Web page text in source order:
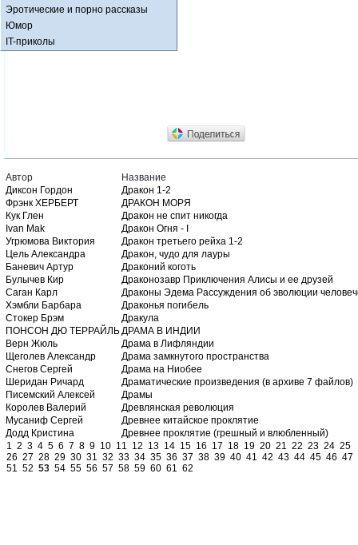
Эротические и порно рассказы
Юмор
IT-приколы
Автор
Название
Диксон Гордон
Дракон 1-2
Фрэнк ХЕРБЕРТ
ДРАКОН МОРЯ
Кук Глен
Дракон не спит никогда
Ivan Mak
Дракон Огня - I
Угрюмова Виктория
Дракон третьего рейха 1-2
Цель Александра
Дракон, чудо для лауры
Баневич Артур
Драконий коготь
Булычев Кир
Драконозавр Приключения Алисы и ее друзей
Саган Карл
Драконы Эдема Рассуждения об эволюции
Хэмбли Барбара
Драконья погибель
Стокер Брэм
Дракула
ПОНСОН ДЮ ТЕРРАЙЛЬДРАМА В ИНДИИ
Верн Жюль
Драма в Лифляндии
Щеголев Александр
Драма замкнутого пространства
Снегов Сергей
Драма на Ниобее
Шеридан Ричард
Драматические произведения (в архиве 7 файлов)
Писемский Алексей
Драмы
Королев Валерий
Древлянская революция
Мусаниф Сергей
Древнее китайское проклятие
Додд Кристина
Древнее проклятие (грешный и влюбленный)
1 2 3 4 5 6 7 8 9 10 11 12 13 14 15 16 17 18 19 20 21 22 23 24 25
26 27 28 29 30 31 32 33 34 35 36 37 38 39 40 41 42 43 44 45 46 47
51 52 53 54 55 56 57 58 59 60 61 62